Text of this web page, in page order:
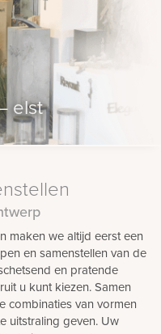
elst
maken we altijd eerst een
en samenstellen van de
en pratende
u kunt kiezen. Samen
combinaties van vormen
uitstraling geven. Uw